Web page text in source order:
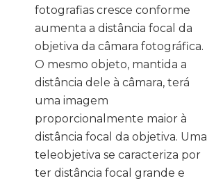
fotografias cresce conforme
aumenta a distância focal da
objetiva da câmara fotográfica.
O mesmo objeto, mantida a
distância dele à câmara, terá
uma imagem
proporcionalmente maior à
distância focal da objetiva. Uma
teleobjetiva se caracteriza por
ter distância focal grande e